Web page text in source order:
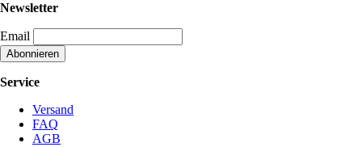
Newsletter
Email
Service
Versand
FAQ
AGB